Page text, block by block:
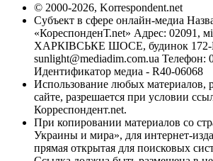
© 2000-2026, Korrespondent.net
Субъект в сфере онлайн-медиа
«КореспонденТ.net» Адрес: 02091,
ХАРКІВСЬКЕ ШОСЕ, будинок 172-
sunlight@mediadim.com.ua Телефон:
Идентификатор медиа - R40-06068
Использование любых материалов,
сайте, разрешается при условии
Корреспондент.net.
При копировании материалов со
Украины и мира», для интернет-
прямая открытая для поисковых